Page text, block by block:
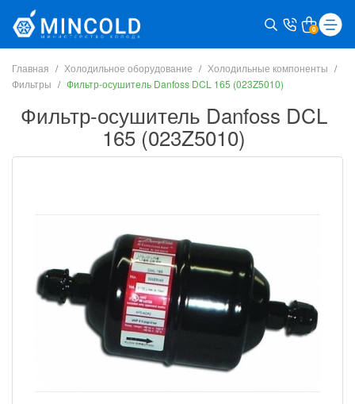
0
Главная Холодильное оборудование
Холодильные компоненты
Фильтры
Фильтр-осушитель Danfoss DCL 165 (023Z5010)
Фильтр-осушитель Danfoss DCL
165 (023Z5010)